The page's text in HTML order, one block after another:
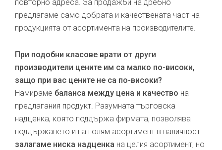
повторно адреса. За продажби на дребно
предлагаме само добрата и качествената част на
продукцията от асортимента на производителите.
При подобни класове врати от други
производители цените им са малко по-високи,
защо при вас цените не са по-високи?
Намираме баланса между цена и качество на
предлагания продукт. Разумната търговска
надценка, която поддържа фирмата, позволява
поддържането и на голям асортимент в наличност –
залагаме ниска надценка на целия асортимент, но